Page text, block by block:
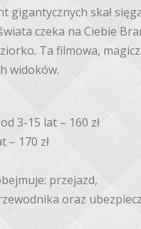
gigantycznych skał
czeka na Ciebie
Ta filmowa,
widoków.
3-15 lat – 160 zł
– 170 zł
przejazd,
oraz